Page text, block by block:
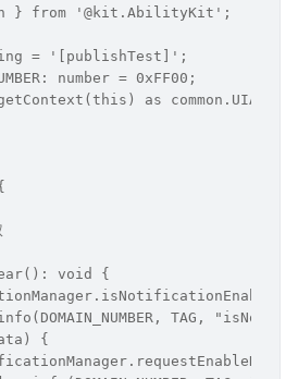
} from '@kit.AbilityKit';
= '[publishTest]';
number = 0xFF00;
as
void {
TAG,
{